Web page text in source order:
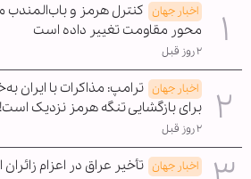
اخبار جهان کنترل هرمز و باب‌المندب
محور مقاومت تغییر داده است
۲ روز قبل
اخبار جهان ترامپ: مذاکرات با ایران
برای بازگشایی تنگه هرمز نزدیک است!
۲ روز قبل
اخبار جهان تأخیر عراق در اعزام